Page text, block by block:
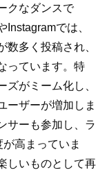
クなダンスで
では、
多く投稿され、
っています。特
がミーム化し、
ーザーが増加しま
サーも参加し、ラ
高まっていま
しいものとして再